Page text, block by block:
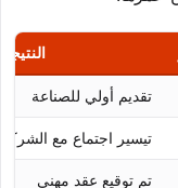
النتيجة
تقديم أولي للصناعة
تيسير اجتماع مع الشركة
تم توقيع عقد مهني